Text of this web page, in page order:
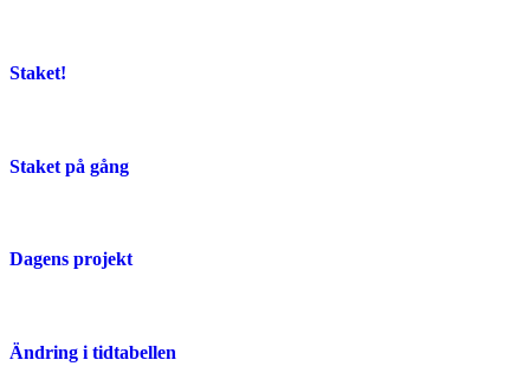
Staket!
Staket på gång
Dagens projekt
Ändring i tidtabellen